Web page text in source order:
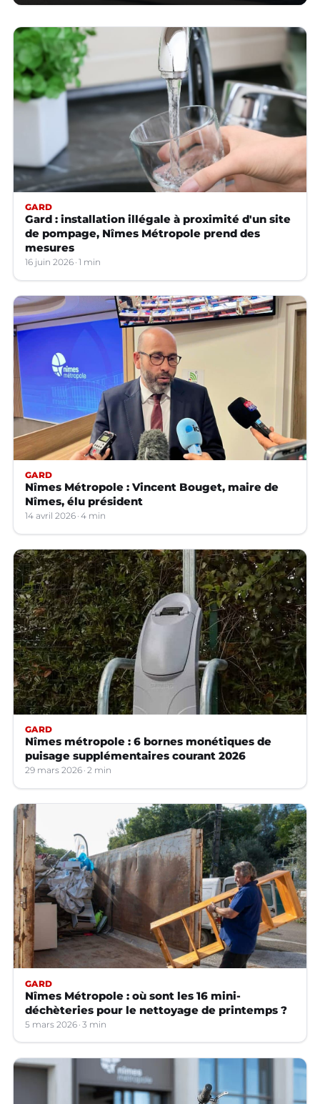
GARD
Gard : installation illégale à proximité d'un site
de pompage, Nîmes Métropole prend des
mesures
16 juin 2026 1 min
GARD
Nîmes Métropole : Vincent Bouget, maire de
Nîmes, élu président
14 avril 2026 4 min
GARD
Nîmes métropole : 6 bornes monétiques de
puisage supplémentaires courant 2026
29 mars 2026 2 min
GARD
Nîmes Métropole : où sont les 16 mini-
déchèteries pour le nettoyage de printemps ?
5 mars 2026 3 min